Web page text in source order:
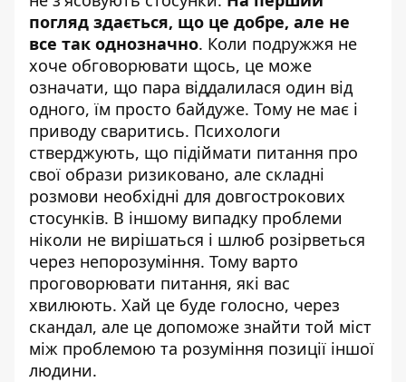
погляд здається, що це добре, але не
все так однозначно. Коли подружжя не
хоче обговорювати щось, це може
означати, що пара віддалилася один від
одного, їм просто байдуже. Тому не має і
приводу сваритись. Психологи
стверджують, що підіймати питання про
свої образи ризиковано, але складні
розмови необхідні для довгострокових
стосунків. В іншому випадку проблеми
ніколи не вирішаться і шлюб розірветься
через непорозуміння. Тому варто
проговорювати питання, які вас
хвилюють. Хай це буде голосно, через
скандал, але це допоможе знайти той міст
між проблемою та розуміння позиції іншої
людини.